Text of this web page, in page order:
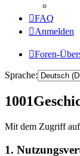
FAQ
Anmelden
Foren-
Sprache:
Mit dem Zugriff auf
1.